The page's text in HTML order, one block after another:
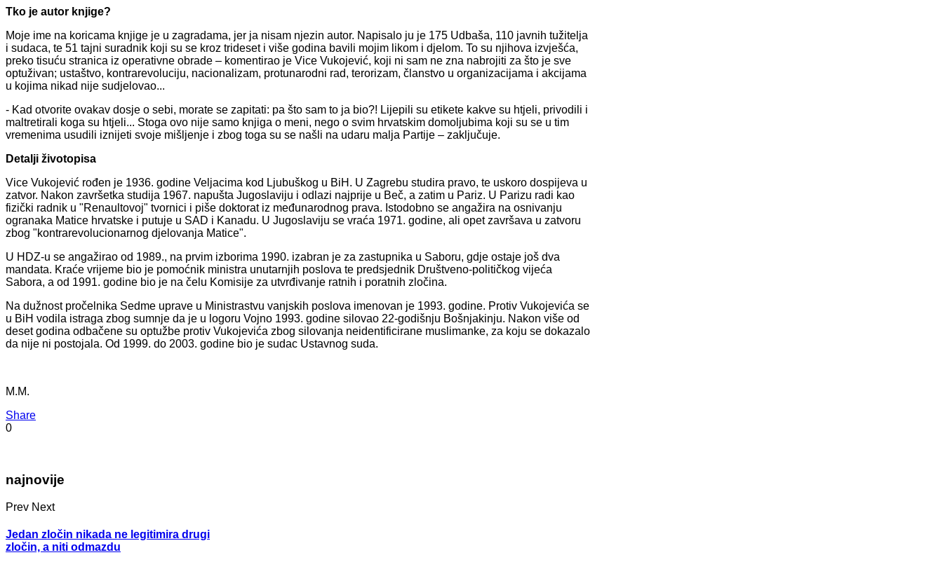
Tko je autor knjige?
Moje ime na koricama knjige je u zagradama, jer ja nisam njezin autor. Napisalo ju je 175 Udbaša, 110 javnih tužitelja
i sudaca, te 51 tajni suradnik koji su se kroz trideset i više godina bavili mojim likom i djelom. To su njihova izvješća,
preko tisuću stranica iz operativne obrade – komentirao je Vice Vukojević, koji ni sam ne zna nabrojiti za što je sve
optuživan; ustaštvo, kontrarevoluciju, nacionalizam, protunarodni rad, terorizam, članstvo u organizacijama i akcijama
u kojima nikad nije sudjelovao...
- Kad otvorite ovakav dosje o sebi, morate se zapitati: pa što sam to ja bio?! Lijepili su etikete kakve su htjeli, privodili i
maltretirali koga su htjeli... Stoga ovo nije samo knjiga o meni, nego o svim hrvatskim domoljubima koji su se u tim
vremenima usudili iznijeti svoje mišljenje i zbog toga su se našli na udaru malja Partije – zaključuje.
Detalji životopisa
Vice Vukojević rođen je 1936. godine Veljacima kod Ljubuškog u BiH. U Zagrebu studira pravo, te uskoro dospijeva u
zatvor. Nakon završetka studija 1967. napušta Jugoslaviju i odlazi najprije u Beč, a zatim u Pariz. U Parizu radi kao
fizički radnik u "Renaultovoj" tvornici i piše doktorat iz međunarodnog prava. Istodobno se angažira na osnivanju
ogranaka Matice hrvatske i putuje u SAD i Kanadu. U Jugoslaviju se vraća 1971. godine, ali opet završava u zatvoru
zbog "kontrarevolucionarnog djelovanja Matice".
U HDZ-u se angažirao od 1989., na prvim izborima 1990. izabran je za zastupnika u Saboru, gdje ostaje još dva
mandata. Kraće vrijeme bio je pomoćnik ministra unutarnjih poslova te predsjednik Društveno-političkog vijeća
Sabora, a od 1991. godine bio je na čelu Komisije za utvrđivanje ratnih i poratnih zločina.
Na dužnost pročelnika Sedme uprave u Ministrastvu vanjskih poslova imenovan je 1993. godine. Protiv Vukojevića se
u BiH vodila istraga zbog sumnje da je u logoru Vojno 1993. godine silovao 22-godišnju Bošnjakinju. Nakon više od
deset godina odbačene su optužbe protiv Vukojevića zbog silovanja neidentificirane muslimanke, za koju se dokazalo
da nije ni postojala. Od 1999. do 2003. godine bio je sudac Ustavnog suda.
M.M.
Share
0
najnovije
Prev Next
Jedan zločin nikada ne legitimira drugi
zločin, a niti odmazdu